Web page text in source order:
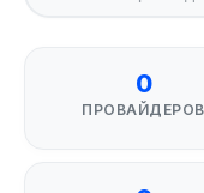
0
ПРОВАЙДЕРОВ